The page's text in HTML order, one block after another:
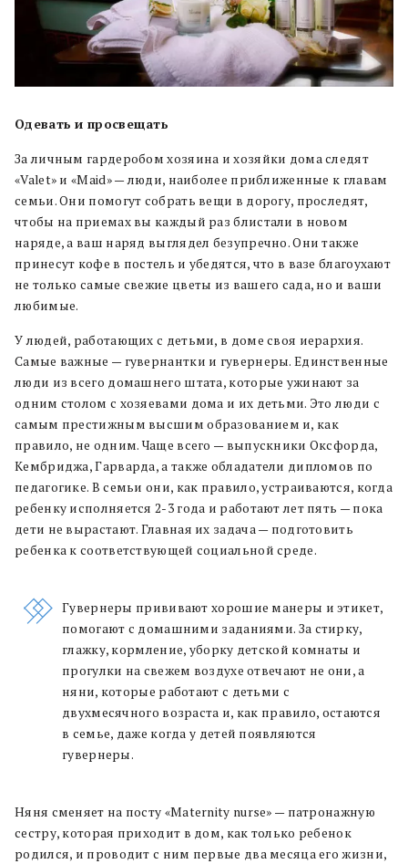
Одевать и просвещать
За личным гардеробом хозяина и хозяйки дома следят
«Valet» и «Maid» — люди, наиболее приближенные к главам
семьи. Они помогут собрать вещи в дорогу, проследят,
чтобы на приемах вы каждый раз блистали в новом
наряде, а ваш наряд выглядел безупречно. Они также
принесут кофе в постель и убедятся, что в вазе благоухают
не только самые свежие цветы из вашего сада, но и ваши
любимые.
У людей, работающих с детьми, в доме своя иерархия.
Самые важные — гувернантки и гувернеры. Единственные
люди из всего домашнего штата, которые ужинают за
одним столом с хозяевами дома и их детьми. Это люди с
самым престижным высшим образованием и, как
правило, не одним. Чаще всего — выпускники Оксфорда,
Кембриджа, Гарварда, а также обладатели дипломов по
педагогике. В семьи они, как правило, устраиваются, когда
ребенку исполняется 2-3 года и работают лет пять — пока
дети не вырастают. Главная их задача — подготовить
ребенка к соответствующей социальной среде.
Гувернеры прививают хорошие манеры и этикет,
помогают с домашними заданиями. За стирку,
глажку, кормление, уборку детской комнаты и
прогулки на свежем воздухе отвечают не они, а
няни, которые работают с детьми с
двухмесячного возраста и, как правило, остаются
в семье, даже когда у детей появляются
гувернеры.
Няня сменяет на посту «Maternity nurse» — патронажную
сестру, которая приходит в дом, как только ребенок
родился, и проводит с ним первые два месяца его жизни,